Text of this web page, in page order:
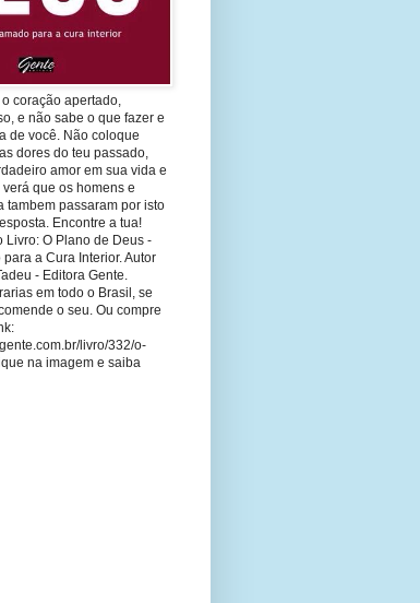
coração apertado,
e não sabe o que fazer e
de você. Não coloque
dores do teu passado,
amor em sua vida e
que os homens e
tambem passaram por isto
Encontre a tua!
Livro: O Plano de Deus -
a Cura Interior. Autor
- Editora Gente.
em todo o Brasil, se
o seu. Ou compre
livro/332/o-
na imagem e saiba